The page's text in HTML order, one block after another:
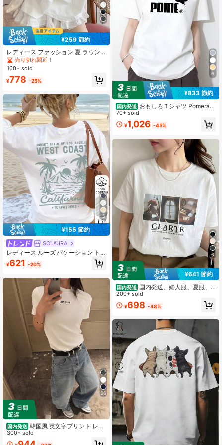
¥259 節約
レディース ファッション 夏 ラウン
ドネック ルーズ ミニマリスト 和柄
半袖Tシャツ カジュアル ホワイト
売り切れ間近！
100+ sold
¥778 -25%
5
¥155 節約
SOLAURA
レディース ルーズ バケーション ト
ップス、100%ヴィンテージコットン
生地製、プリント カジュアル ホワイ
¥621 -20%
26
国内発送 韓国風 英文字プリント レデ
ィース 綿Tシャツ 半袖 クルーネック
カジュアル 柔らかい肌触り 通気性抜
300+ sold
6
¥833 節約
国内発送 おもしろＴシャツ Pomerani
an ポメラニアン ジャンプ ユニーク
パロディ 面白い 服 ふざけ ウケ狙い
愛犬家 半袖クルーネックTシャツ 10
レディース ユニセックス 国内発送
70+ sold
¥1,026 -45%
6
¥641 節約
国内発送 国内発送、婦人服、夏服、
新型、婦人半袖Tシャツ1枚、無地デ
ザイン、レギュラー丈
200+ sold
¥698 -48%